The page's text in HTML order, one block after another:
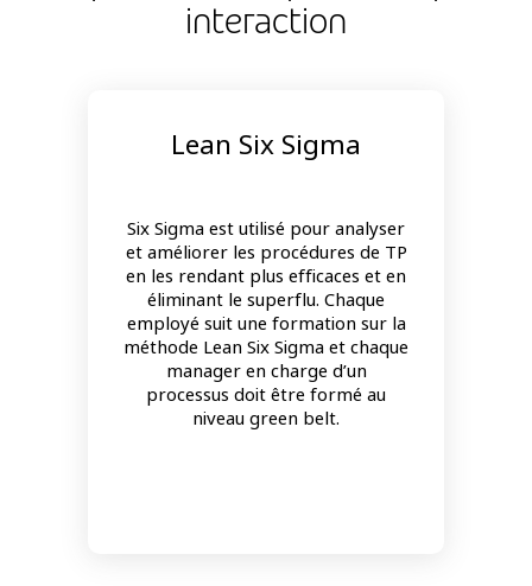
interaction
Lean Six Sigma
Six Sigma est utilisé pour analyser
et améliorer les procédures de TP
en les rendant plus efficaces et en
éliminant le superflu. Chaque
employé suit une formation sur la
méthode Lean Six Sigma et chaque
manager en charge d’un
processus doit être formé au
niveau green belt.